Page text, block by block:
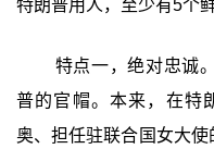
特朗普用人，至少有5个
特点一，绝对忠诚
普的官帽。本来，在特
奥、担任驻联合国女大